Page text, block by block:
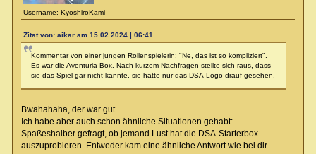
Username: KyoshiroKami
Zitat von: aikar am 15.02.2024 | 06:41
Kommentar von einer jungen Rollenspielerin: "Ne, das ist so kompliziert".
Es war die Aventuria-Box. Nach kurzem Nachfragen stellte sich raus, dass
sie das Spiel gar nicht kannte, sie hatte nur das DSA-Logo drauf gesehen.
Bwahahaha, der war gut.
Ich habe aber auch schon ähnliche Situationen gehabt:
Spaßeshalber gefragt, ob jemand Lust hat die DSA-Starterbox
auszuprobieren. Entweder kam eine ähnliche Antwort wie bei dir